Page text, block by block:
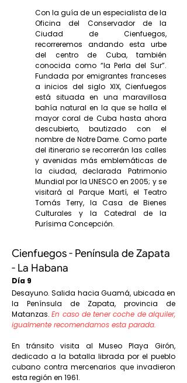
Con la guía de un especialista de la
Oficina del Conservador de la
Ciudad de Cienfuegos,
recorreremos andando esta urbe
del centro de Cuba, también
conocida como “la Perla del Sur”.
Fundada por emigrantes franceses
a inicios del siglo XIX, Cienfuegos
está situada en una maravillosa
bahía natural en la que se halla el
mayor coral de Cuba hasta ahora
descubierto, bautizado con el
nombre de Notre Dame. Como parte
del itinerario se recorrerán las calles
y avenidas más emblemáticas de
la ciudad, declarada Patrimonio
Mundial por la UNESCO en 2005; y se
visitará al Parque Martí, el Teatro
Tomás Terry, la Casa de Bienes
Culturales y la Catedral de la
Purísima Concepción.
Cienfuegos - Península de Zapata
- La Habana
Día 9
Desayuno. Salida hacia Guamá, ubicada en
la Península de Zapata, provincia de
Matanzas.En caso de tener coche de alquiler,
igualmente recomendamos esta parada.
En tránsito visita al Museo Playa Girón,
dedicado a la batalla librada por el pueblo
cubano contra mercenarios que invadieron
esta región en 1961.